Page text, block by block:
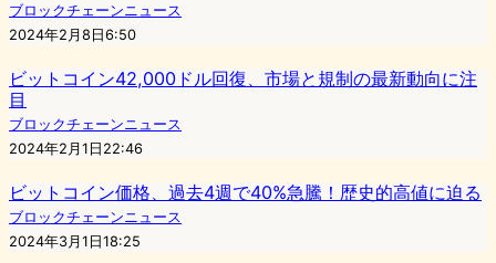
ブロックチェーンニュース
2024年2月8日6:50
ビットコイン42,000ドル回復、市場と規制の最新動向に注
目
ブロックチェーンニュース
2024年2月1日22:46
ビットコイン価格、過去4週で40%急騰！歴史的高値に迫る
ブロックチェーンニュース
2024年3月1日18:25